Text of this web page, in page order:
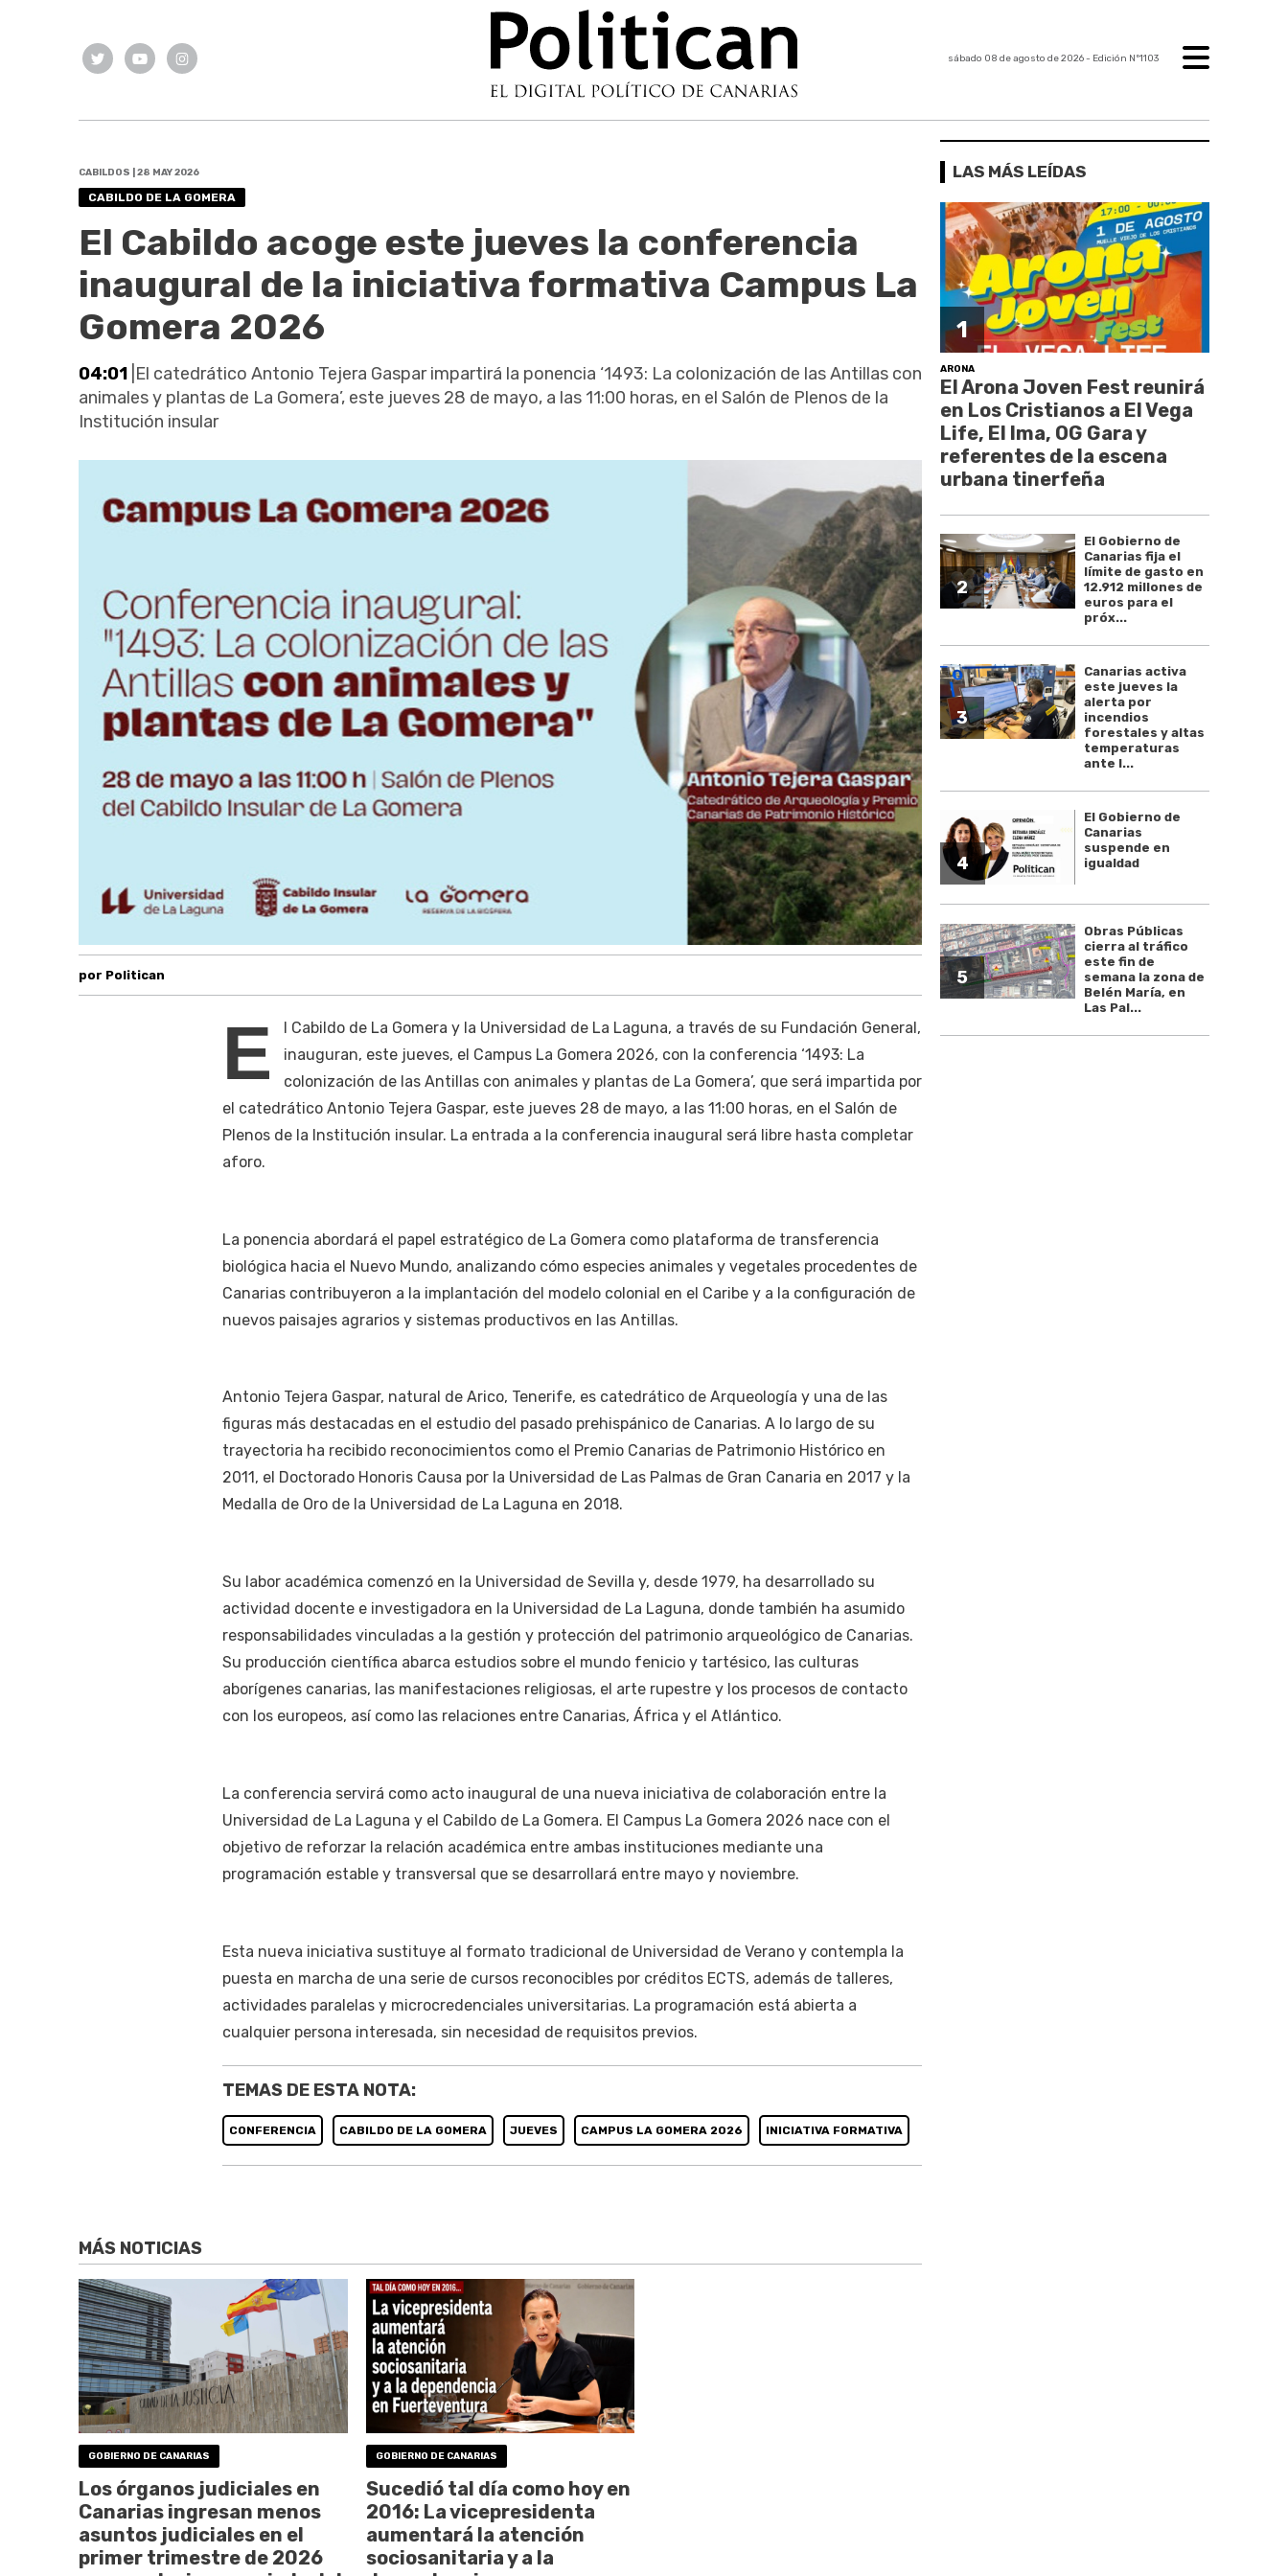
sábado 08 de agosto de 2026- Edición Nº1103
CABILDOS | 28 MAY 2026
CABILDO DE LA GOMERA
El Cabildo acoge este jueves la conferencia
inaugural de la iniciativa formativa Campus La
Gomera 2026
04:01 |El catedrático Antonio Tejera Gaspar impartirá la ponencia ‘1493: La colonización de las Antillas con
animales y plantas de La Gomera’, este jueves 28 de mayo, a las 11:00 horas, en el Salón de Plenos de la
Institución insular
por Politican
E
l Cabildo de La Gomera y la Universidad de La Laguna, a través de su Fundación General,
inauguran, este jueves, el Campus La Gomera 2026, con la conferencia ‘1493: La
colonización de las Antillas con animales y plantas de La Gomera’, que será impartida por
el catedrático Antonio Tejera Gaspar, este jueves 28 de mayo, a las 11:00 horas, en el Salón de
Plenos de la Institución insular. La entrada a la conferencia inaugural será libre hasta completar
aforo.
La ponencia abordará el papel estratégico de La Gomera como plataforma de transferencia
biológica hacia el Nuevo Mundo, analizando cómo especies animales y vegetales procedentes de
Canarias contribuyeron a la implantación del modelo colonial en el Caribe y a la configuración de
nuevos paisajes agrarios y sistemas productivos en las Antillas.
Antonio Tejera Gaspar, natural de Arico, Tenerife, es catedrático de Arqueología y una de las
figuras más destacadas en el estudio del pasado prehispánico de Canarias. A lo largo de su
trayectoria ha recibido reconocimientos como el Premio Canarias de Patrimonio Histórico en
2011, el Doctorado Honoris Causa por la Universidad de Las Palmas de Gran Canaria en 2017 y la
Medalla de Oro de la Universidad de La Laguna en 2018.
Su labor académica comenzó en la Universidad de Sevilla y, desde 1979, ha desarrollado su
actividad docente e investigadora en la Universidad de La Laguna, donde también ha asumido
responsabilidades vinculadas a la gestión y protección del patrimonio arqueológico de Canarias.
Su producción científica abarca estudios sobre el mundo fenicio y tartésico, las culturas
aborígenes canarias, las manifestaciones religiosas, el arte rupestre y los procesos de contacto
con los europeos, así como las relaciones entre Canarias, África y el Atlántico.
La conferencia servirá como acto inaugural de una nueva iniciativa de colaboración entre la
Universidad de La Laguna y el Cabildo de La Gomera. El Campus La Gomera 2026 nace con el
objetivo de reforzar la relación académica entre ambas instituciones mediante una
programación estable y transversal que se desarrollará entre mayo y noviembre.
Esta nueva iniciativa sustituye al formato tradicional de Universidad de Verano y contempla la
puesta en marcha de una serie de cursos reconocibles por créditos ECTS, además de talleres,
actividades paralelas y microcredenciales universitarias. La programación está abierta a
cualquier persona interesada, sin necesidad de requisitos previos.
TEMAS DE ESTA NOTA:
CONFERENCIA CABILDO DE LA GOMERA JUEVES CAMPUS LA GOMERA 2026 INICIATIVA FORMATIVA
MÁS NOTICIAS
GOBIERNO DE CANARIAS
Los órganos judiciales en
Canarias ingresan menos
asuntos judiciales en el
primer trimestre de 2026
GOBIERNO DE CANARIAS
Sucedió tal día como hoy en
2016: La vicepresidenta
aumentará la atención
sociosanitaria y a la
LAS MÁS LEÍDAS
1
ARONA
El Arona Joven Fest reunirá
en Los Cristianos a El Vega
Life, El Ima, OG Gara y
referentes de la escena
urbana tinerfeña
2
El Gobierno de
Canarias fija el
límite de gasto en
12.912 millones de
euros para el
próx...
3
Canarias activa
este jueves la
alerta por
incendios
forestales y altas
temperaturas
ante l...
4
El Gobierno de
Canarias
suspende en
igualdad
5
Obras Públicas
cierra al tráfico
este fin de
semana la zona de
Belén María, en
Las Pal...